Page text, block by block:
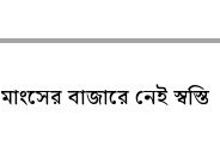
মাংসের বাজারে নেই স্বস্তি